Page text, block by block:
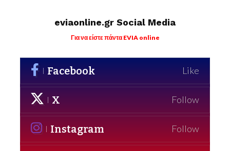
eviaonline.gr Social Media
Για να είστε πάντα EVIA online
Facebook Like
X Follow
Instagram Follow